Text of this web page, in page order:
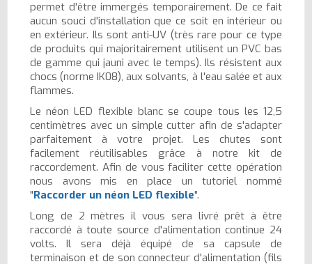
permet d'être immergés temporairement. De ce fait
aucun souci d'installation que ce soit en intérieur ou
en extérieur. Ils sont anti-UV (très rare pour ce type
de produits qui majoritairement utilisent un PVC bas
de gamme qui jauni avec le temps). Ils résistent aux
chocs (norme IK08), aux solvants, à l'eau salée et aux
flammes.
Le néon LED flexible blanc se coupe tous les 12,5
centimètres avec un simple cutter afin de s'adapter
parfaitement à votre projet. Les chutes sont
facilement réutilisables grâce à notre kit de
raccordement. Afin de vous faciliter cette opération
nous avons mis en place un tutoriel nommé
"Raccorder un néon LED flexible".
Long de 2 mètres il vous sera livré prêt à être
raccordé à toute source d'alimentation continue 24
volts. Il sera déjà équipé de sa capsule de
terminaison et de son connecteur d'alimentation (fils